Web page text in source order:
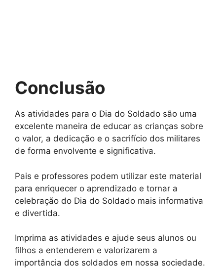
Conclusão
As atividades para o Dia do Soldado são uma
excelente maneira de educar as crianças sobre
o valor, a dedicação e o sacrifício dos militares
de forma envolvente e significativa.
Pais e professores podem utilizar este material
para enriquecer o aprendizado e tornar a
celebração do Dia do Soldado mais informativa
e divertida.
Imprima as atividades e ajude seus alunos ou
filhos a entenderem e valorizarem a
importância dos soldados em nossa sociedade.